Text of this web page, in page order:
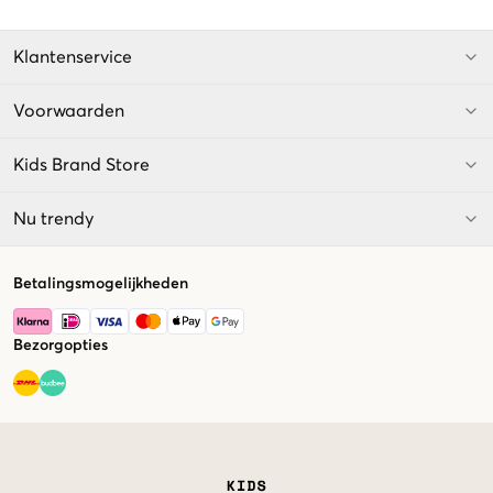
Klantenservice
Voorwaarden
Kids Brand Store
Nu trendy
Betalingsmogelijkheden
Bezorgopties